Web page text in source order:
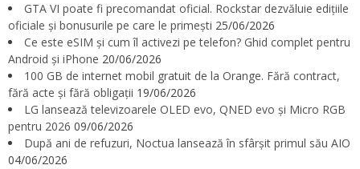
GTA VI poate fi precomandat oficial. Rockstar dezvăluie edițiile
oficiale și bonusurile pe care le primești 25/06/2026
Ce este eSIM și cum îl activezi pe telefon? Ghid complet pentru
Android și iPhone 20/06/2026
100 GB de internet mobil gratuit de la Orange. Fără contract,
fără acte și fără obligații 19/06/2026
LG lansează televizoarele OLED evo, QNED evo și Micro RGB
pentru 2026 09/06/2026
După ani de refuzuri, Noctua lansează în sfârșit primul său AIO
04/06/2026